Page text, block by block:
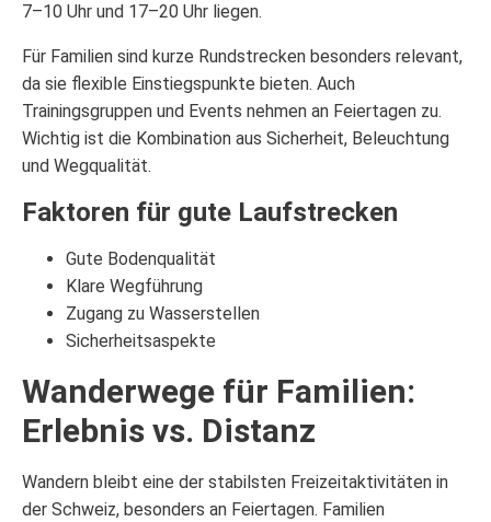
7–10 Uhr und 17–20 Uhr liegen.
Für Familien sind kurze Rundstrecken besonders relevant,
da sie flexible Einstiegspunkte bieten. Auch
Trainingsgruppen und Events nehmen an Feiertagen zu.
Wichtig ist die Kombination aus Sicherheit, Beleuchtung
und Wegqualität.
Faktoren für gute Laufstrecken
Gute Bodenqualität
Klare Wegführung
Zugang zu Wasserstellen
Sicherheitsaspekte
Wanderwege für Familien:
Erlebnis vs. Distanz
Wandern bleibt eine der stabilsten Freizeitaktivitäten in
der Schweiz, besonders an Feiertagen. Familien